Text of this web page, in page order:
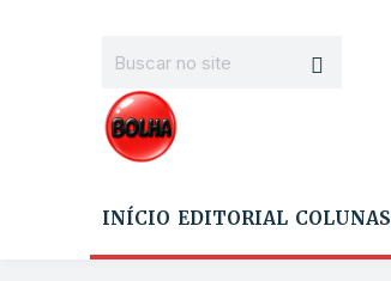
INÍCIO EDITORIAL COLUNAS